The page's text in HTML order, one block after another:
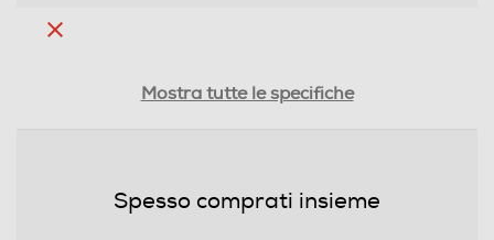
Mostra tutte le specifiche
Spesso comprati insieme